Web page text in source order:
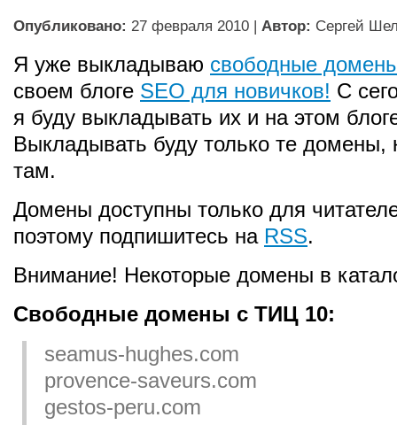
Опубликовано: 27 февраля 2010 | Автор: Сергей
Я уже выкладываю свободные
своем блоге SEO для новичков! С
я буду выкладывать их и на этом
Выкладывать буду только те домены,
там.
Домены доступны только для
поэтому подпишитесь на RSS.
Внимание! Некоторые домены в
Свободные домены с ТИЦ 10:
seamus-hughes.com
provence-saveurs.com
gestos-peru.com